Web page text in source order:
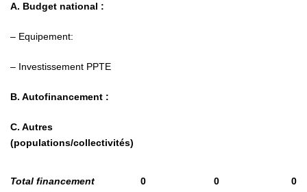
A. Budget national :
– Equipement:
– Investissement PPTE
B. Autofinancement :
C. Autres
(populations/collectivités)
Total financement
0 0 0